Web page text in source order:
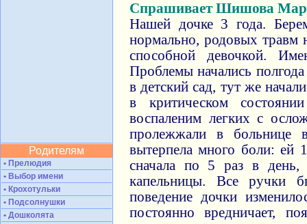
Родителям
• Прелюдия
• Выбор имени
• Крохотульки
• Подсолнушки
• Дошколята
Спрашивает Шишова
Нашей дочке 3 года.
нормально, родовых травм
способной девочкой.
Проблемы начались
в детский сад, тут же
в критическом
воспаленим легких с
пролежжали в больнице
вытерпела много боли: ей
сначала по 5 раз в
капельницы. Все ручки
поведение дочки
постоянно вредничает,